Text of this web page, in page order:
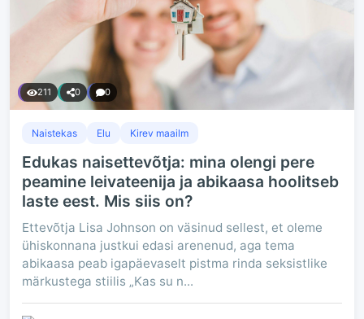
211 0 0
Naistekas Elu Kirev maailm
Edukas naisettevõtja: mina olengi pere
peamine leivateenija ja abikaasa hoolitseb
laste eest. Mis siis on?
Ettevõtja Lisa Johnson on väsinud sellest, et oleme
ühiskonnana justkui edasi arenenud, aga tema
abikaasa peab igapäevaselt pistma rinda seksistlike
märkustega stiilis „Kas su n...